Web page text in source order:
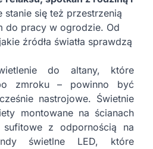
stanie się też przestrzenią
do pracy w ogrodzie. Od
źródła światła sprawdzą
do altany, które
zmroku – powinno być
nastrojowe. Świetnie
montowane na ścianach
z odpornością na
świetlne LED, które